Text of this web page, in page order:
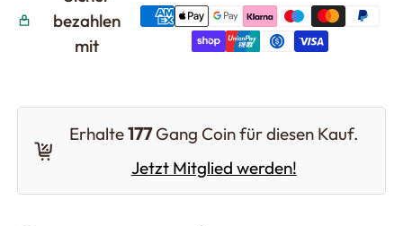
bezahlen
mit
Erhalte177Gang Coin für diesen Kauf.
Jetzt Mitglied werden!